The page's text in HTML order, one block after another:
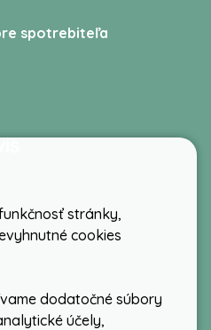
spotrebiteľa
stránky,
cookies
dodatočné súbory
účely,